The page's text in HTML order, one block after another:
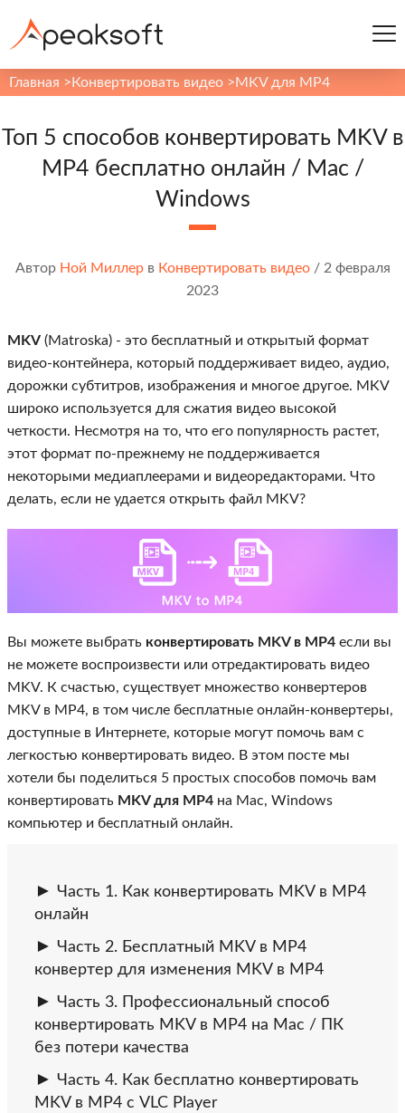
Главная > Конвертировать видео > MKV для MP4
Топ 5 способов конвертировать MKV в
MP4 бесплатно онлайн / Mac /
Windows
Автор Ной Миллерв Конвертировать видео/ 2 февраля
2023
MKV (Matroska) - это бесплатный и открытый формат
видео-контейнера, который поддерживает видео, аудио,
дорожки субтитров, изображения и многое другое. MKV
широко используется для сжатия видео высокой
четкости. Несмотря на то, что его популярность растет,
этот формат по-прежнему не поддерживается
некоторыми медиаплеерами и видеоредакторами. Что
делать, если не удается открыть файл MKV?
Вы можете выбрать конвертировать MKV в MP4 если вы
не можете воспроизвести или отредактировать видео
MKV. К счастью, существует множество конвертеров
MKV в MP4, в том числе бесплатные онлайн-конвертеры,
доступные в Интернете, которые могут помочь вам с
легкостью конвертировать видео. В этом посте мы
хотели бы поделиться 5 простых способов помочь вам
конвертировать MKV для MP4 на Mac, Windows
компьютер и бесплатный онлайн.
Часть 1. Как конвертировать MKV в MP4
онлайн
Часть 2. Бесплатный MKV в MP4
конвертер для изменения MKV в MP4
Часть 3. Профессиональный способ
конвертировать MKV в MP4 на Mac / ПК
без потери качества
Часть 4. Как бесплатно конвертировать
MKV в MP4 с VLC Player